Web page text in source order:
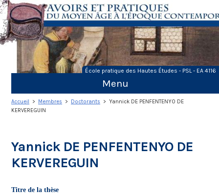
Skip
to
content
École pratique des Hautes Études - PSL - EA 4116
Menu
Accueil > Membres > Doctorants > Yannick DE PENFENTENYO DE
KERVEREGUIN
Yannick DE PENFENTENYO DE
KERVEREGUIN
Titre de la thèse